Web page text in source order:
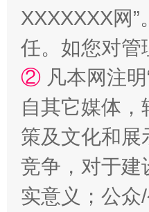
国家大学科技园优化
XXXXXXX网
任。如您对管
② 凡本网注
自其它媒体
策及文化和展
竞争，对于建
实意义；公众